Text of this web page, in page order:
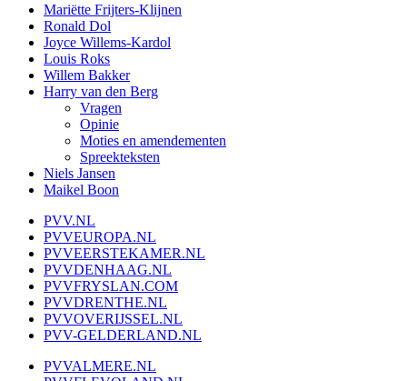
Mariëtte Frijters-Klijnen
Ronald Dol
Joyce Willems-Kardol
Louis Roks
Willem Bakker
Harry van den Berg
Vragen
Opinie
Moties en amendementen
Spreekteksten
Niels Jansen
Maikel Boon
PVV.NL
PVVEUROPA.NL
PVVEERSTEKAMER.NL
PVVDENHAAG.NL
PVVFRYSLAN.COM
PVVDRENTHE.NL
PVVOVERIJSSEL.NL
PVV-GELDERLAND.NL
PVVALMERE.NL